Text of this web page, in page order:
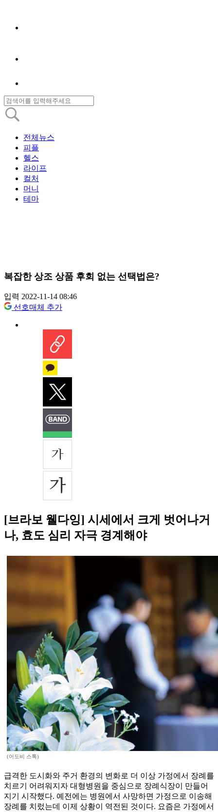
전체뉴스
피플
헬스
라이프
컬처
머니
테마
복잡한 상조 상품 후회 없는 선택법은?
입력 2022-11-14 08:46
선호매체 추가
[브라보 웰다잉] 시세에서 크게 벗어나거
나, 효도 심리 자극 경계해야
(어도비 스톡)
급격한 도시화와 주거 환경의 변화로 더 이상 가정에서 장례를
치르기 어려워지자 대형병원을 중심으로 장례식장이 만들어
지기 시작했다. 예전에는 병원에서 사망하면 가정으로 이송해
장례를 치렀는데 이제 상황이 역전된 것이다. 요즘은 가정에서